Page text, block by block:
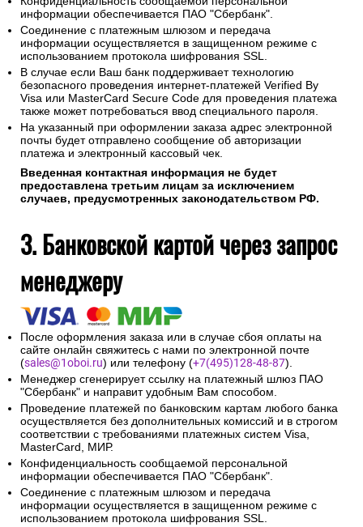
информации обеспечивается ПАО "Сбербанк".
Соединение с платежным шлюзом и передача
информации осуществляется в защищенном режиме с
использованием протокола шифрования SSL.
В случае если Ваш банк поддерживает технологию
безопасного проведения интернет-платежей Verified By
Visa или MasterCard Secure Code для проведения платежа
также может потребоваться ввод специального пароля.
На указанный при оформлении заказа адрес электронной
почты будет отправлено сообщение об авторизации
платежа и электронный кассовый чек.
Введенная контактная информация не будет
предоставлена третьим лицам за исключением
случаев, предусмотренных законодательством РФ.
3. Банковской картой через запрос
менеджеру
После оформления заказа или в случае сбоя оплаты на
сайте онлайн свяжитесь с нами по электронной почте
(sales@1oboi.ru) или телефону (+7(495)128-48-87).
Менеджер сгенерирует ссылку на платежный шлюз ПАО
"Сбербанк" и направит удобным Вам способом.
Проведение платежей по банковским картам любого банка
осуществляется без дополнительных комиссий и в строгом
соответствии с требованиями платежных систем Visa,
MasterCard, МИР.
Конфиденциальность сообщаемой персональной
информации обеспечивается ПАО "Сбербанк".
Соединение с платежным шлюзом и передача
информации осуществляется в защищенном режиме с
использованием протокола шифрования SSL.